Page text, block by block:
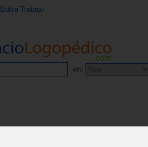
Bolsa Trabajo
en: